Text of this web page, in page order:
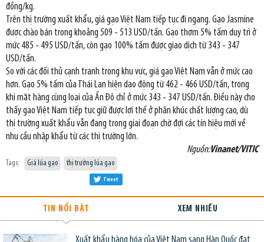
đồng/kg.
Trên thị trường xuất khẩu, giá gạo Việt Nam tiếp tục đi ngang. Gạo Jasmine
được chào bán trong khoảng 509 - 513 USD/tấn. Gạo thơm 5% tấm duy trì ở
mức 485 - 495 USD/tấn, còn gạo 100% tấm được giao dịch từ 343 - 347
USD/tấn.
So với các đối thủ cạnh tranh trong khu vực, giá gạo Việt Nam vẫn ở mức cao
hơn. Gạo 5% tấm của Thái Lan hiện dao động từ 462 - 466 USD/tấn, trong
khi mặt hàng cùng loại của Ấn Độ chỉ ở mức 343 - 347 USD/tấn. Điều này cho
thấy gạo Việt Nam tiếp tục giữ được lợi thế ở phân khúc chất lượng cao, dù
thị trường xuất khẩu vẫn đang trong giai đoạn chờ đợi các tín hiệu mới về
nhu cầu nhập khẩu từ các thị trường lớn.
Nguồn:Vinanet/VITIC
Tags: Giá lúa gạo thị trường lúa gạo
Tweet
TIN NỔI BẬT XEM NHIỀU
Xuất khẩu hàng hóa của Việt Nam sang Hàn Quốc đạt